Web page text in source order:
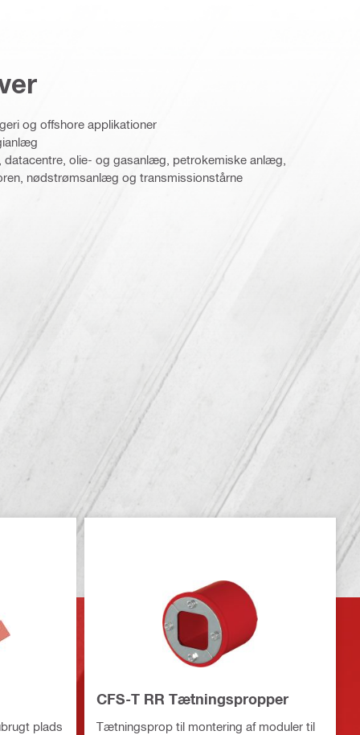
og offshore applikationer
datacentre, olie- og gasanlæg, petrokemiske anlæg,
nødstrømsanlæg og transmissionstårne
plads
CFS-T RR Tætningspropper
Tætningsprop til montering af moduler til